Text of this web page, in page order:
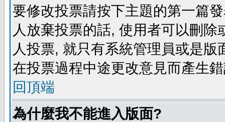
要修改投票請按下主題的第一篇
人放棄投票的話, 使用者可以刪
人投票, 就只有系統管理員或是
在投票過程中途更改意見而產生
回頂端
為什麼我不能進入版面?